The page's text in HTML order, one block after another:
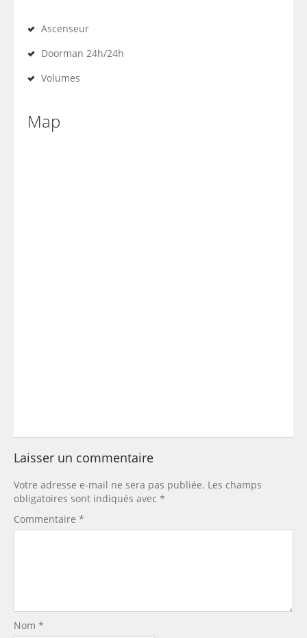
Ascenseur
Doorman 24h/24h
Volumes
Map
Laisser un commentaire
Votre adresse e-mail ne sera pas publiée. Les champs
obligatoires sont indiqués avec *
Commentaire *
Nom *